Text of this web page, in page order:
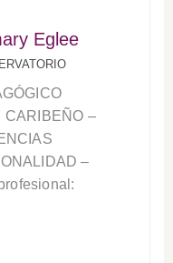
Eglee
CARIBEÑO –
–